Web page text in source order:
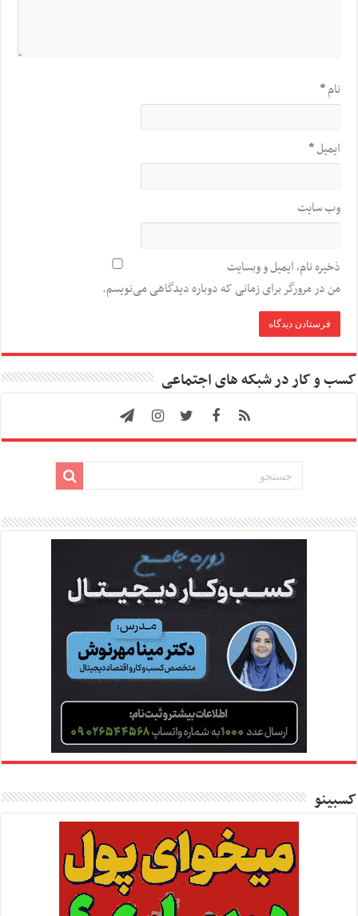
نام*
ایمیل*
وب‌ سایت
ذخیره نام، ایمیل و وبسایت
من در مرورگر برای زمانی که دوباره دیدگاهی می‌نویسم.
کسب و کار در شبکه های اجتماعی
کسبینو